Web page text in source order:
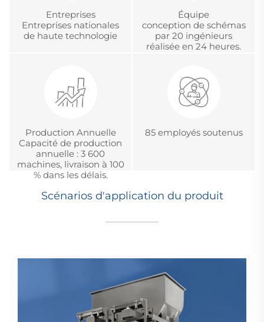
Entreprises
Entreprises nationales
de haute technologie
Équipe
conception de schémas
par 20 ingénieurs
réalisée en 24 heures.
Production Annuelle
Capacité de production
annuelle : 3 600
machines, livraison à 100
% dans les délais.
85 employés soutenus
Scénarios d'application du produit